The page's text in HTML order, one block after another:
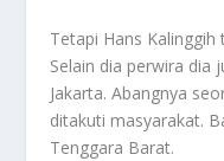
Tetapi Hans
Selain dia perwira dia
Jakarta. Abangnya
ditakuti masyarakat.
Tenggara Barat.